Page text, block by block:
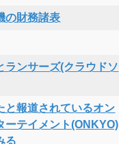
の財務諸表
ランサーズ(クラウドソ
と報道されているオン
ーテイメント(ONKYO)
る